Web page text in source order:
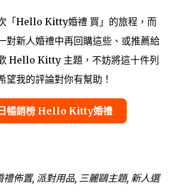
「Hello Kitty婚禮 買」的旅程，而
對新人婚禮中再回購這些、或推薦給
Hello Kitty 主題，不妨將這十件列
望我的評論對你有幫助！
暢銷榜 Hello Kitty婚禮
佈置, 派對用品, 三麗鷗主題, 新人選